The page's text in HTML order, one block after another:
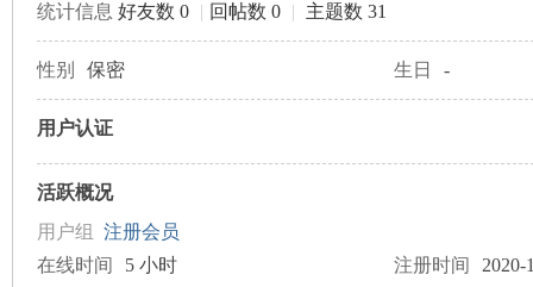
统计信息 好友数 0 | 回帖数 0 | 主题数 31
性别 保密 生日 -
用户认证
活跃概况
用户组 注册会员
在线时间
5 小时 注册时间
2020-